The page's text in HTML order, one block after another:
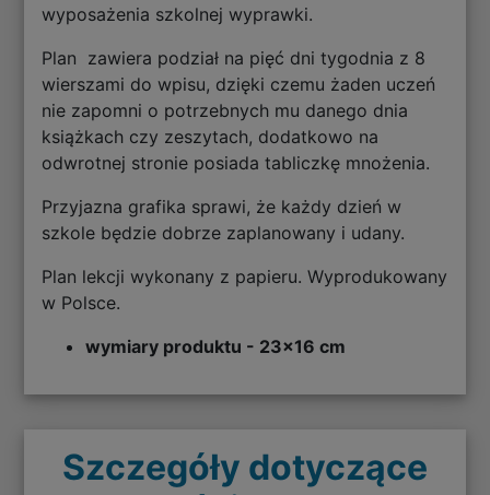
wyposażenia szkolnej wyprawki.
Plan zawiera podział na pięć dni tygodnia z 8
wierszami do wpisu, dzięki czemu żaden uczeń
nie zapomni o potrzebnych mu danego dnia
książkach czy zeszytach, dodatkowo na
odwrotnej stronie posiada tabliczkę mnożenia.
Przyjazna grafika sprawi, że każdy dzień w
szkole będzie dobrze zaplanowany i udany.
Plan lekcji wykonany z papieru. Wyprodukowany
w Polsce.
wymiary produktu - 23x16 cm
Szczegóły dotyczące